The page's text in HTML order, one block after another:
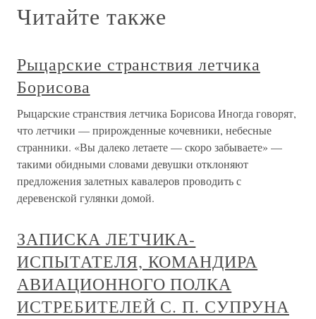
Читайте также
Рыцарские странствия летчика
Борисова
Рыцарские странствия летчика Борисова Иногда говорят,
что летчики — прирожденные кочевники, небесные
странники. «Вы далеко летаете — скоро забываете» —
такими обидными словами девушки отклоняют
предложения залетных кавалеров проводить с
деревенской гулянки домой.
ЗАПИСКА ЛЕТЧИКА-
ИСПЫТАТЕЛЯ, КОМАНДИРА
АВИАЦИОННОГО ПОЛКА
ИСТРЕБИТЕЛЕЙ С. П. СУПРУНА